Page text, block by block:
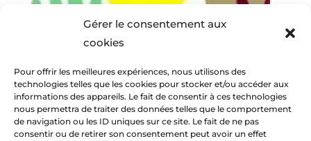
Gérer le consentement aux
cookies
Pour offrir les meilleures expériences, nous utilisons des
technologies telles que les cookies pour stocker et/ou accéder aux
informations des appareils. Le fait de consentir à ces technologies
nous permettra de traiter des données telles que le comportement
de navigation ou les ID uniques sur ce site. Le fait de ne pas
consentir ou de retirer son consentement peut avoir un effet